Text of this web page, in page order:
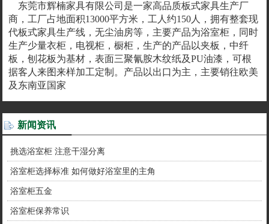
东莞市辉楠家具有限公司是一家高品质板式家具生产厂
商，工厂占地面积13000平方米，工人约150人，拥有整套现
代板式家具生产线，无尘油房等，主要产品为浴室柜，同时
生产少量衣柜，电视柜，橱柜，生产的产品以夹板，中纤
板，刨花板为基材，表面三聚氰胺木纹纸及PU油漆，可根
据客人来图来样加工定制。产品以出口为主，主要销往欧美
及东南亚国家
新闻资讯
挑选浴室柜 注意干湿分离
浴室柜选择标准 如何做好浴室里的主角
浴室柜五金
浴室柜保养常识